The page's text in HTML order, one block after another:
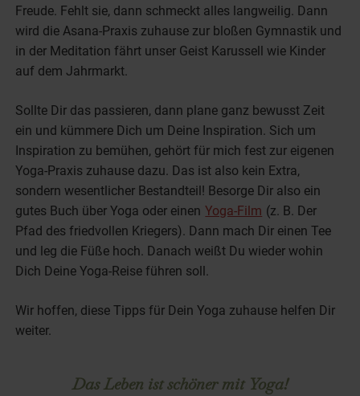
Freude. Fehlt sie, dann schmeckt alles langweilig. Dann
wird die Asana-Praxis zuhause zur bloßen Gymnastik und
in der Meditation fährt unser Geist Karussell wie Kinder
auf dem Jahrmarkt.
Sollte Dir das passieren, dann plane ganz bewusst Zeit
ein und kümmere Dich um Deine Inspiration. Sich um
Inspiration zu bemühen, gehört für mich fest zur eigenen
Yoga-Praxis zuhause dazu. Das ist also kein Extra,
sondern wesentlicher Bestandteil! Besorge Dir also ein
gutes Buch über Yoga oder einen Yoga-Film (z. B. Der
Pfad des friedvollen Kriegers). Dann mach Dir einen Tee
und leg die Füße hoch. Danach weißt Du wieder wohin
Dich Deine Yoga-Reise führen soll.
Wir hoffen, diese Tipps für Dein Yoga zuhause helfen Dir
weiter.
Das Leben ist schöner mit Yoga!